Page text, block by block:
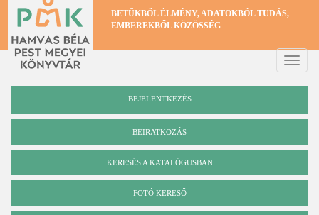
Ugrás
tartalomra
BETŰKBŐL ÉLMÉNY, ADATOKBÓL TUDÁS,
EMBEREKBŐL KÖZÖSSÉG
Toggle
BEJELENTKEZÉS
BEIRATKOZÁS
Katalógus
KERESÉS A KATALÓGUSBAN
FOTÓ KERESŐ